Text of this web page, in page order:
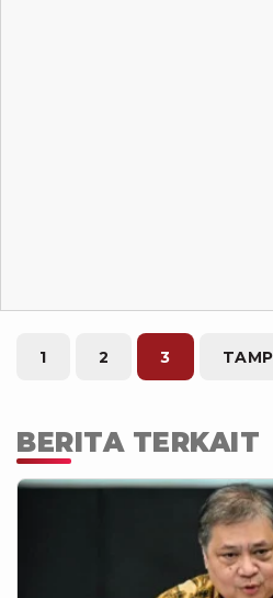
1 2 3
BERITA TERKAIT